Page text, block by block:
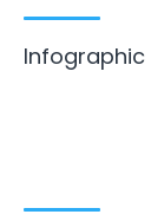
Infographic